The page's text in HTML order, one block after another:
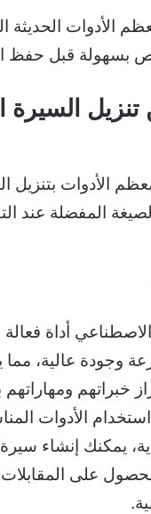
الأدوات الحديثة
بسهولة قبل حفظ
السيرة
الأدوات بتنزيل
أداة فعالة
وجودة عالية،
خبراتهم
الأدوات
يمكنك إنشاء
على المقابلات